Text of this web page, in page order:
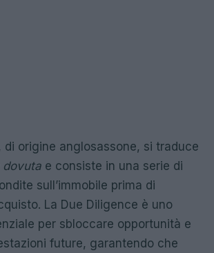
di origine anglosassone, si traduce
dovuta e consiste in una serie di
sull’immobile prima di
La Due Diligence è uno
per sbloccare opportunità e
future, garantendo che